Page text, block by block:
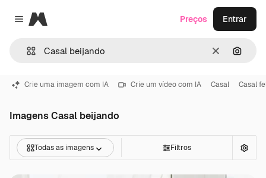
Close menu
Magnific
Limpar
Preços Entrar
Crie uma imagem com IA Crie um vídeo com IA Casal Casal
Imagens Casal beijando
Todas as imagens Filtros